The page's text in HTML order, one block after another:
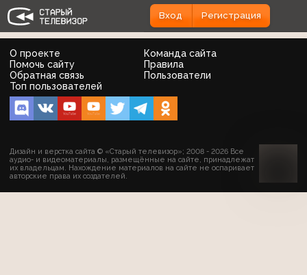
Вход Регистрация
О проекте
Команда сайта
Помочь сайту
Правила
Обратная связь
Пользователи
Топ пользователей
Дизайн и верстка сайта © «Старый телевизор»; 2008 - 2026 Все
аудио- и видеоматериалы, размещённые на сайте, принадлежат
их владельцам. Нахождение материалов на сайте не оспаривает
авторские права их создателей.